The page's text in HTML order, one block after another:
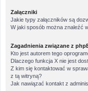
Załączniki
Jakie typy załączników są
W jaki sposób można znaleźć
Zagadnienia związane z
Kto jest autorem tego
Dlaczego funkcja X nie jest
Z kim się kontaktować w
z tą witryną?
Jak nawiązać kontakt z